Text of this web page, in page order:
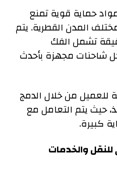
حماية قوية تمنع
المدن القطرية. يتم
تشمل الفك
شاحنات مجهزة بأحدث
للعميل من خلال الدمج
حيث يتم التعامل مع
كبيرة.
والخدمات